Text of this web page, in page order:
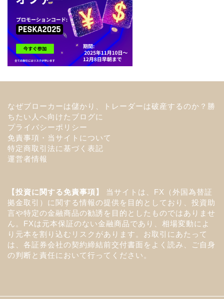
なぜブローカーは儲かり、トレーダーは破産するのか？勝
ちたい人へ向けたブログに
プライバシーポリシー
免責事項・当サイトについて
特定商取引法に基づく表記
運営者情報
【投資に関する免責事項】
当サイトは、FX（外国為替証
拠金取引）に関する情報の提供を目的としており、投資助
言や特定の金融商品の勧誘を目的としたものではありませ
ん。FXは元本保証のない金融商品であり、相場変動によ
り元本を割り込むリスクがあります。お取引にあたって
は、各証券会社の契約締結前交付書面をよく読み、ご自身
の判断と責任において行ってください。